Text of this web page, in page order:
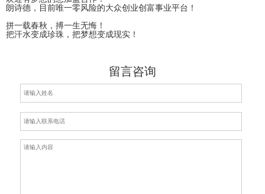
朗诗德，目前唯一零风险的大众创业创富事业平台！
拼一载春秋，搏一生无悔！
把汗水变成珍珠，把梦想变成现实！
留言咨询